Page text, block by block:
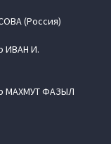
(Россия)
ИВАН И.
МАХМУТ ФАЗЫЛ